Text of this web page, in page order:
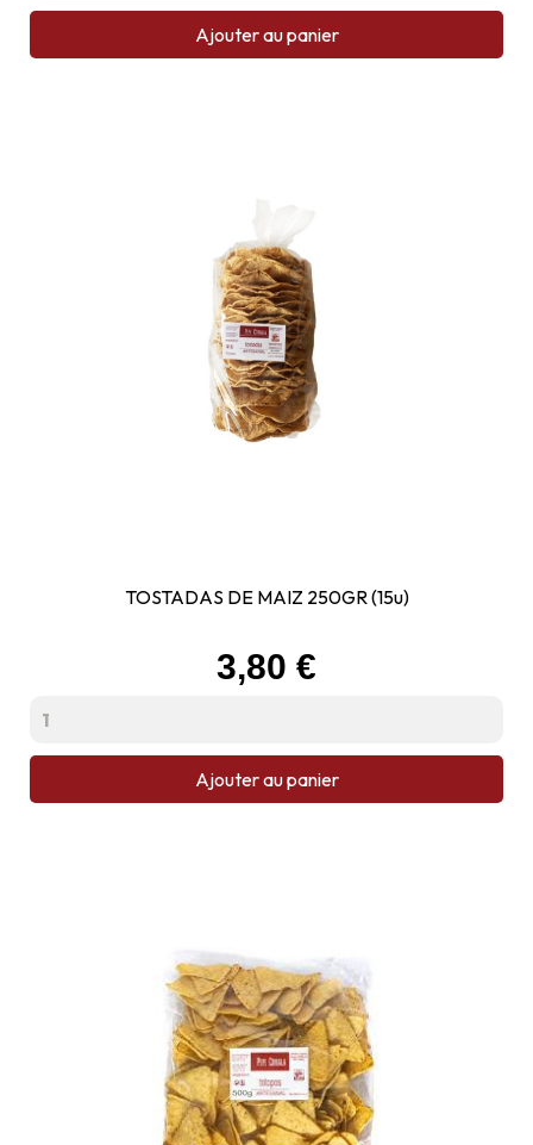
Ajouter au panier
TOSTADAS DE MAIZ 250GR (15u)
Prix
3,80 €
Ajouter au panier